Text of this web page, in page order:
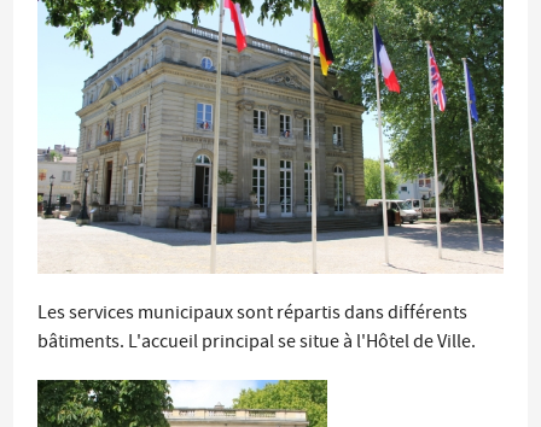
Les services municipaux sont répartis dans différents
bâtiments. L'accueil principal se situe à l'Hôtel de Ville.